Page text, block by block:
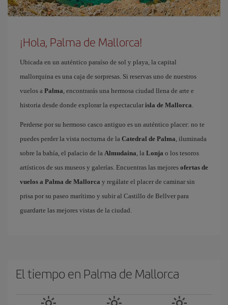
¡Hola, Palma de Mallorca!
Ubicada en un auténtico paraíso de sol y playa, la capital
mallorquina es una caja de sorpresas. Si reservas uno de nuestros
vuelos a Palma, encontrarás una hermosa ciudad llena de arte e
historia desde donde explorar la espectacular isla de Mallorca.
Perderse por su hermoso casco antiguo es un auténtico placer: no te
puedes perder la vista nocturna de la Catedral de Palma, iluminada
sobre la bahía, el palacio de la Almudaina, la Lonja o los tesoros
artísticos de sus museos y galerías. Encuentras las mejores ofertas de
vuelos a Palma de Mallorca y regálate el placer de caminar sin
prisa por su paseo marítimo y subir al Castillo de Bellver para
guardarte las mejores vistas de la ciudad.
El tiempo en Palma de Mallorca